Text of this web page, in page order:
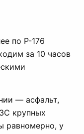
по Р-176
за 10 часов
— асфальт,
крупных
равномерно, у